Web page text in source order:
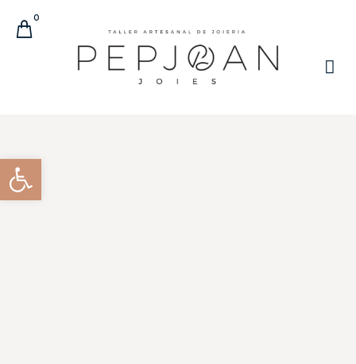
0
Obre la barra d'eines